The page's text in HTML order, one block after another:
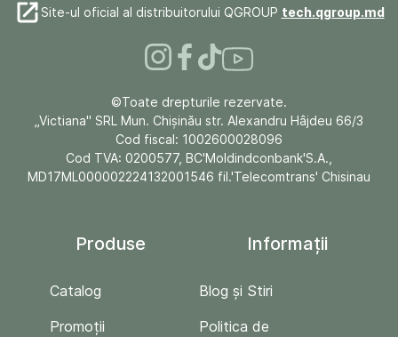
Site-ul oficial al distribuitorului QGROUP tech.qgroup.md
©Toate drepturile rezervate.
„Victiana" SRL Mun. Chişinău str. Alexandru Hâjdeu 66/3
Cod fiscal: 1002600028096
Cod TVA: 0200577, BC'Moldindconbank'S.A.,
MD17ML000002224132001546 fil.'Telecomtrans' Chisinau
Produse
Catalog
Promoții
Informații
Blog și Stiri
Politica de